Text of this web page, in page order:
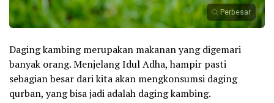
Perbesar
Daging kambing merupakan makanan yang digemari
banyak orang. Menjelang Idul Adha, hampir pasti
sebagian besar dari kita akan mengkonsumsi daging
qurban, yang bisa jadi adalah daging kambing.